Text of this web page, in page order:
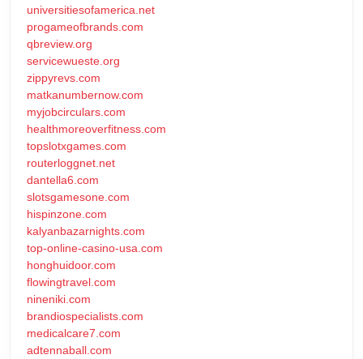
universitiesofamerica.net
progameofbrands.com
qbreview.org
servicewueste.org
zippyrevs.com
matkanumbernow.com
myjobcirculars.com
healthmoreoverfitness.com
topslotxgames.com
routerloggnet.net
dantella6.com
slotsgamesone.com
hispinzone.com
kalyanbazarnights.com
top-online-casino-usa.com
honghuidoor.com
flowingtravel.com
nineniki.com
brandiospecialists.com
medicalcare7.com
adtennaball.com